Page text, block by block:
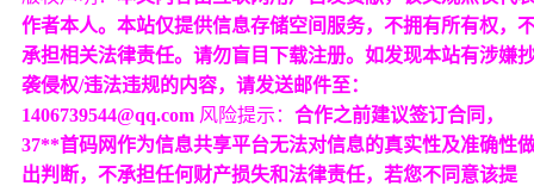
作者本人。本站仅提供信息存储空间服务，不拥有所有权，
承担相关法律责任。请勿盲目下载注册。如发现本站有涉嫌
袭侵权/违法违规的内容，请发送邮件至：
1406739544@qq.com 风险提示： 合作之前建议签订合同，
37**首码网作为信息共享平台无法对信息的真实性及准确性
出判断，不承担任何财产损失和法律责任，若您不同意该提